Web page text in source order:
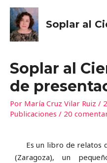
Soplar al
Soplar al
de
Por María Cruz Vilar Ruiz /
Publicaciones / 20
Es un libro de relatos
(Zaragoza), un